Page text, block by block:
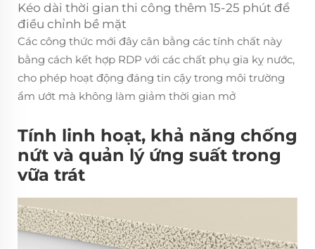
Kéo dài thời gian thi công thêm 15-25 phút để
điều chỉnh bề mặt
Các công thức mới đây cân bằng các tính chất này
bằng cách kết hợp RDP với các chất phụ gia kỵ nước,
cho phép hoạt động đáng tin cậy trong môi trường
ẩm ướt mà không làm giảm thời gian mở
Tính linh hoạt, khả năng chống
nứt và quản lý ứng suất trong
vữa trát